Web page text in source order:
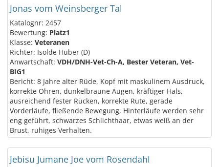
Jonas vom Weinsberger Tal
Katalognr: 2457
Bewertung: Platz1
Klasse: Veteranen
Richter: Isolde Huber (D)
Anwartschaft: VDH/DNH-Vet-Ch-A, Bester Veteran, Vet-
BIG1
Bericht: 8 Jahre alter Rüde, Kopf mit maskulinem Ausdruck,
korrekte Ohren, dunkelbraune Augen, kräftiger Hals,
ausreichend fester Rücken, korrekte Rute, gerade
Vorderläufe, fließende Bewegung, Hinterläufe werden sehr
eng geführt, schwarzes Schlichthaar, etwas weiß an der
Brust, ruhiges Verhalten.
Jebisu Jumane Joe vom Rosendahl